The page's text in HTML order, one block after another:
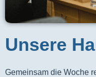
Unsere
Gemeinsam die Woche